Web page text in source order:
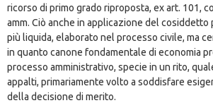
ricorso di primo grado riproposta, ex art. 101,
amm. Ciò anche in applicazione del
più liquida, elaborato nel processo civile, ma
in quanto canone fondamentale di economia
processo amministrativo, specie in un rito,
appalti, primariamente volto a soddisfare
della decisione di merito.